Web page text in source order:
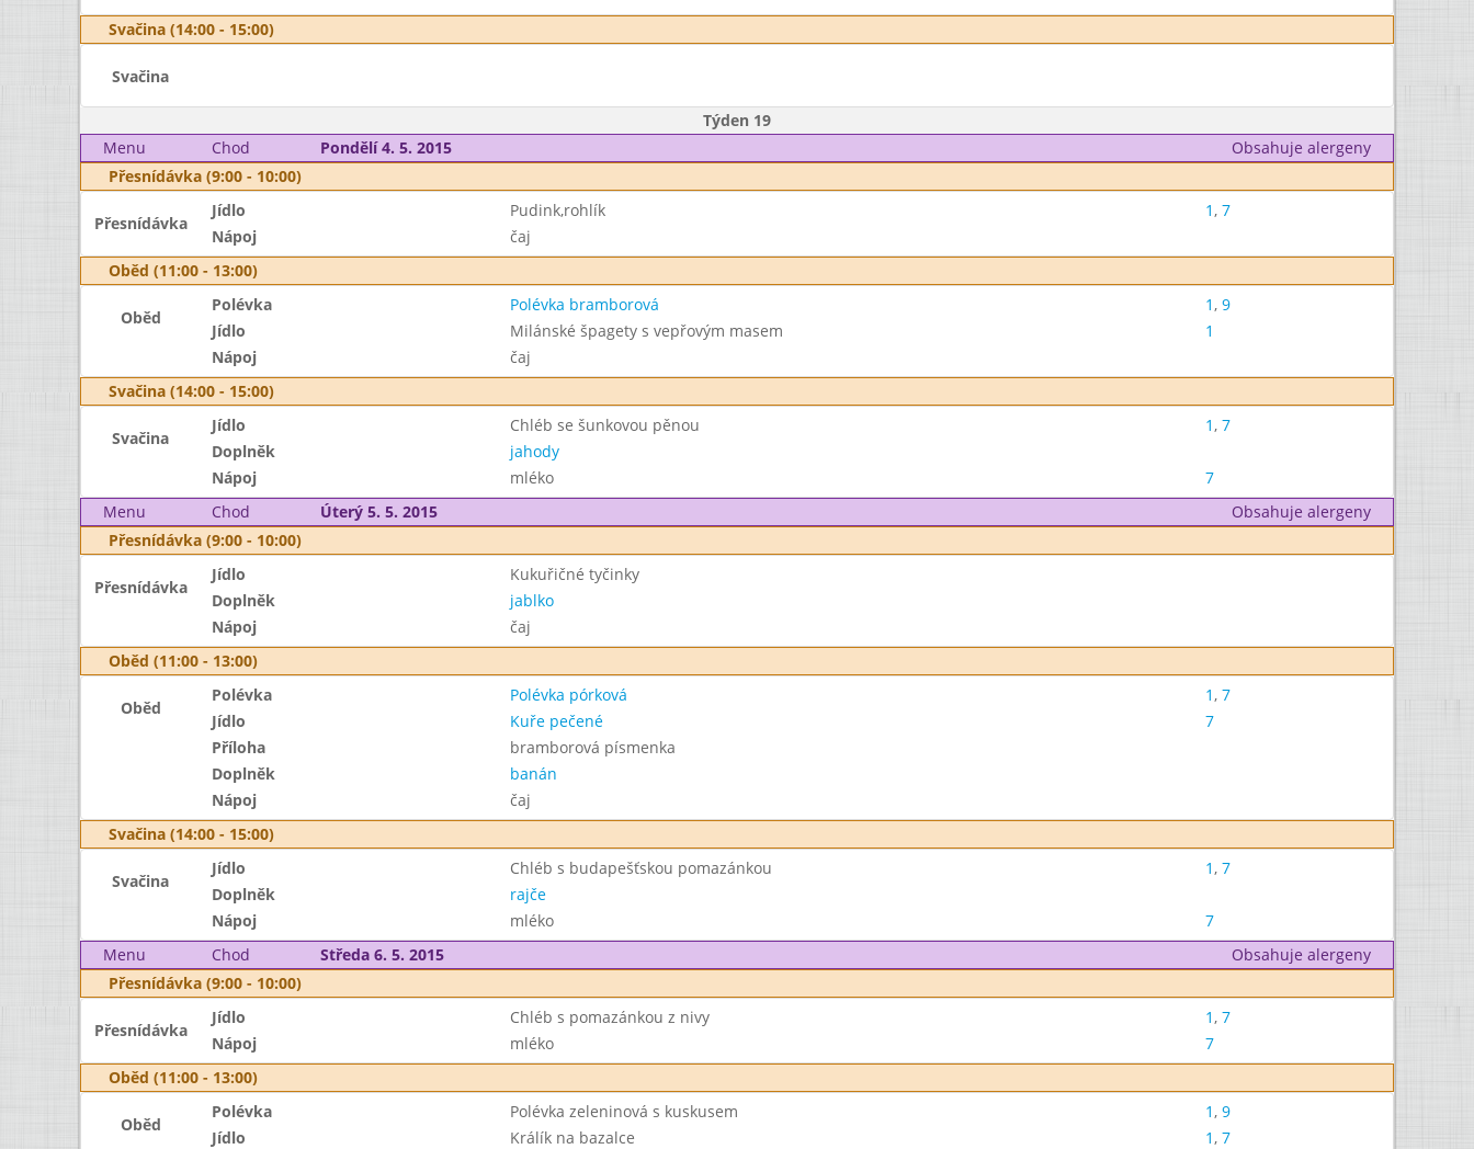
Svačina (14:00 - 15:00)
Svačina
Týden 19
Menu
Chod Pondělí 4. 5. 2015
Obsahuje alergeny
Přesnídávka (9:00 - 10:00)
Přesnídávka
Jídlo Pudink,rohlík 1, 7
Nápoj
čaj
Oběd (11:00 - 13:00)
Oběd
Polévka Polévka bramborová 1, 9
Jídlo
Milánské špagety s vepřovým masem
1
Nápoj
čaj
Svačina (14:00 - 15:00)
Svačina
Jídlo Chléb se šunkovou pěnou 1, 7
Doplněk
jahody
Nápoj
mléko
7
Menu
Chod Úterý 5. 5. 2015
Obsahuje alergeny
Přesnídávka (9:00 - 10:00)
Přesnídávka
Jídlo
Kukuřičné tyčinky
Doplněk
jablko
Nápoj
čaj
Oběd (11:00 - 13:00)
Oběd
Polévka Polévka pórková 1, 7
Jídlo
Kuře pečené
7
Příloha
bramborová písmenka
Doplněk
banán
Nápoj
čaj
Svačina (14:00 - 15:00)
Svačina
Jídlo Chléb s budapešťskou pomazánkou 1, 7
Doplněk
rajče
Nápoj
mléko
7
Menu
Chod Středa 6. 5. 2015
Obsahuje alergeny
Přesnídávka (9:00 - 10:00)
Přesnídávka
Jídlo Chléb s pomazánkou z nivy 1, 7
Nápoj
mléko
7
Oběd (11:00 - 13:00)
Oběd
Polévka Polévka zeleninová s kuskusem 1, 9
Jídlo
Králík na bazalce 1, 7